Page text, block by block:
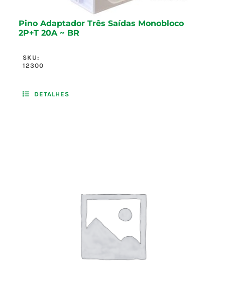
Pino Adaptador Três Saídas Monobloco
2P+T 20A ~ BR
SKU:
12300
DETALHES